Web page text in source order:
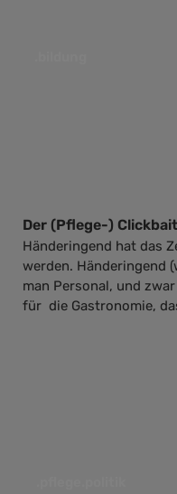
Der (Pflege-) Clickbait
Händeringend hat das
werden. Händeringend
man Personal, und
für die Gastronomie,